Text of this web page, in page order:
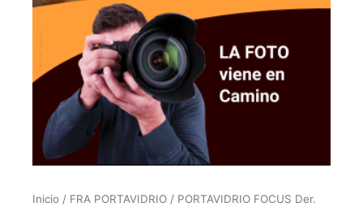
Inicio / FRA PORTAVIDRIO / PORTAVIDRIO FOCUS Der.